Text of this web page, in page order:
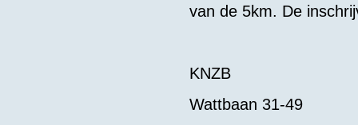
van de 5km. De
KNZB
Wattbaan 31-49